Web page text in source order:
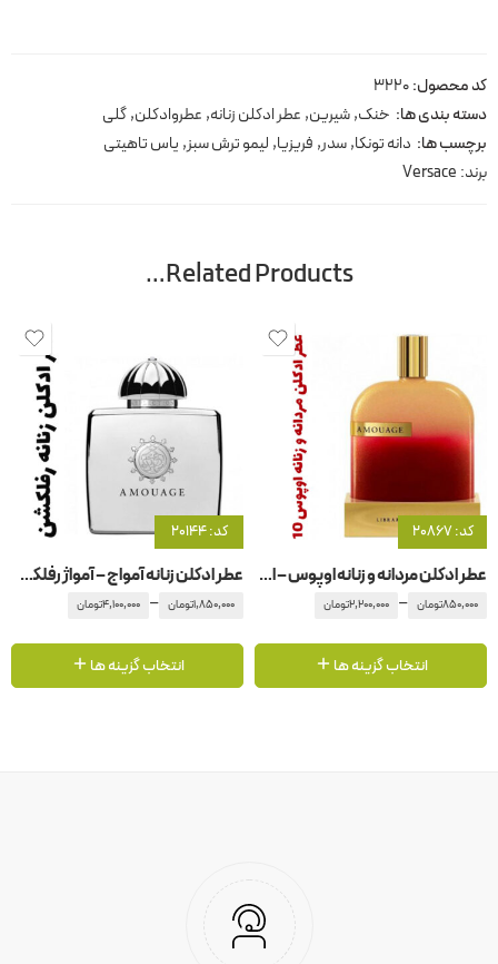
کد محصول:3220
دسته بندی ها: خنک,شیرین, عطر ادکلن زنانه, عطروادکلن,گلی
برچسب ها: دانه تونکا,سدر, فریزیا, لیمو ترش سبز, یاس تاهیتی
برند: Versace
Related Products…
کد: 20867
عطر ادکلن مردانه و زنانه اوپوس – اپوس ۱0 آمواج – آمواژ
850,000تومان –
2,200,000تومان
انتخاب گزینه ها
کد: 20144
عطر ادکلن زنانه آمواج – آمواژ رفلکشن
1,850,000تومان –
4,100,000تومان
انتخاب گزینه ها